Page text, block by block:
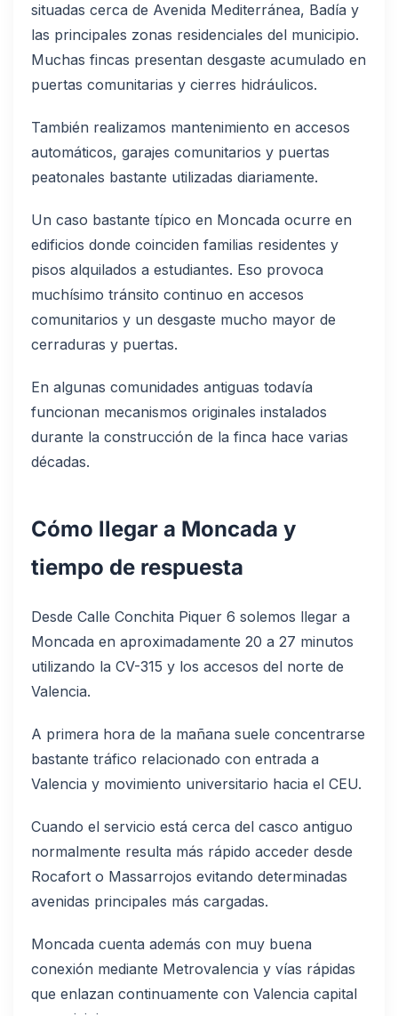
situadas cerca de Avenida Mediterránea, Badía y
las principales zonas residenciales del municipio.
Muchas fincas presentan desgaste acumulado en
puertas comunitarias y cierres hidráulicos.
También realizamos mantenimiento en accesos
automáticos, garajes comunitarios y puertas
peatonales bastante utilizadas diariamente.
Un caso bastante típico en Moncada ocurre en
edificios donde coinciden familias residentes y
pisos alquilados a estudiantes. Eso provoca
muchísimo tránsito continuo en accesos
comunitarios y un desgaste mucho mayor de
cerraduras y puertas.
En algunas comunidades antiguas todavía
funcionan mecanismos originales instalados
durante la construcción de la finca hace varias
décadas.
Cómo llegar a Moncada y
tiempo de respuesta
Desde Calle Conchita Piquer 6 solemos llegar a
Moncada en aproximadamente 20 a 27 minutos
utilizando la CV-315 y los accesos del norte de
Valencia.
A primera hora de la mañana suele concentrarse
bastante tráfico relacionado con entrada a
Valencia y movimiento universitario hacia el CEU.
Cuando el servicio está cerca del casco antiguo
normalmente resulta más rápido acceder desde
Rocafort o Massarrojos evitando determinadas
avenidas principales más cargadas.
Moncada cuenta además con muy buena
conexión mediante Metrovalencia y vías rápidas
que enlazan continuamente con Valencia capital